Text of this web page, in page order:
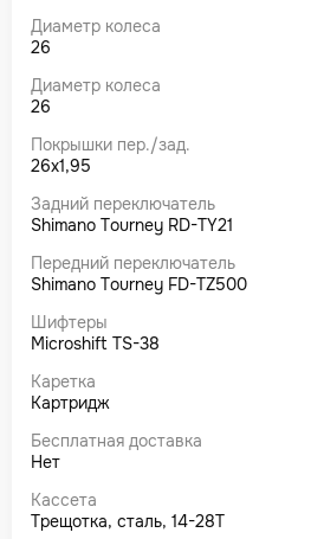
Диаметр колеса
26
Диаметр колеса
26
Покрышки пер./зад.
26x1,95
Задний переключатель
Shimano Tourney RD-TY21
Передний переключатель
Shimano Tourney FD-TZ500
Шифтеры
Microshift TS-38
Каретка
Картридж
Бесплатная доставка
Нет
Кассета
Трещотка, сталь, 14-28Т